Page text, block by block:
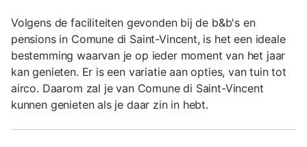
Volgens de faciliteiten gevonden bij de b&b's en
pensions in Comune di Saint-Vincent, is het een ideale
bestemming waarvan je op ieder moment van het jaar
kan genieten. Er is een variatie aan opties, van tuin tot
airco. Daarom zal je van Comune di Saint-Vincent
kunnen genieten als je daar zin in hebt.